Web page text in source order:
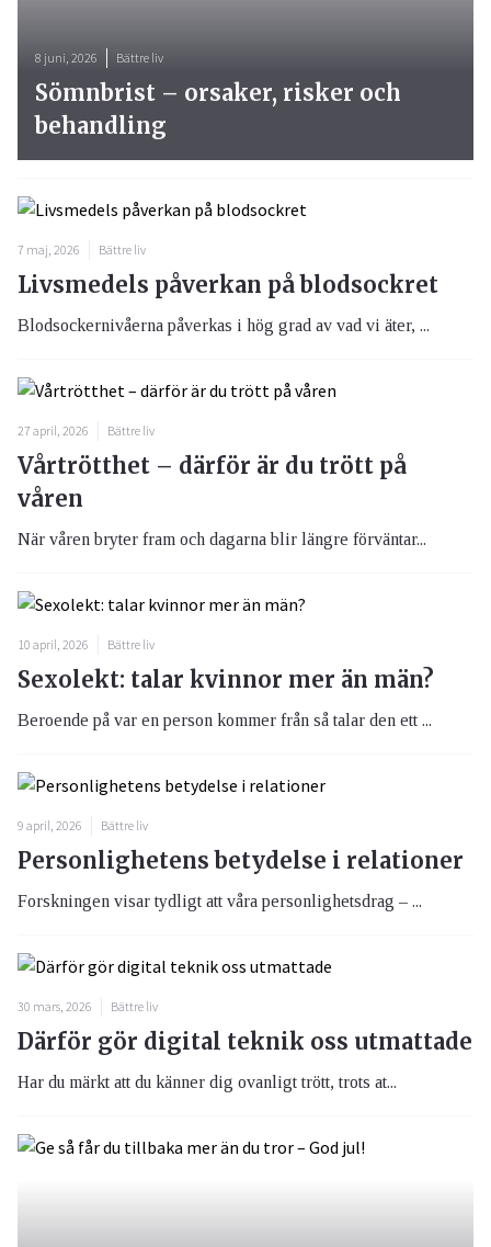
8 juni, 2026 Bättre liv
Sömnbrist – orsaker, risker och
behandling
7 maj, 2026 Bättre liv
Livsmedels påverkan på blodsockret
Blodsockernivåerna påverkas i hög grad av vad vi äter, ...
27 april, 2026 Bättre liv
Vårtrötthet – därför är du trött på
våren
När våren bryter fram och dagarna blir längre förväntar...
10 april, 2026 Bättre liv
Sexolekt: talar kvinnor mer än män?
Beroende på var en person kommer från så talar den ett ...
9 april, 2026 Bättre liv
Personlighetens betydelse i relationer
Forskningen visar tydligt att våra personlighetsdrag – ...
30 mars, 2026 Bättre liv
Därför gör digital teknik oss utmattade
Har du märkt att du känner dig ovanligt trött, trots at...